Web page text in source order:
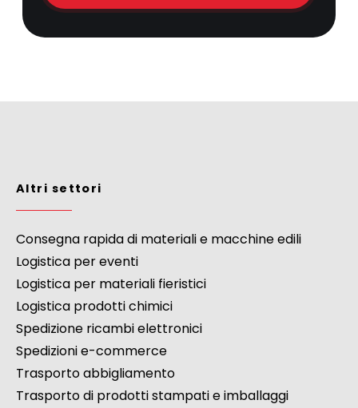
Altri settori
Consegna rapida di materiali e macchine edili
Logistica per eventi
Logistica per materiali fieristici
Logistica prodotti chimici
Spedizione ricambi elettronici
Spedizioni e-commerce
Trasporto abbigliamento
Trasporto di prodotti stampati e imballaggi